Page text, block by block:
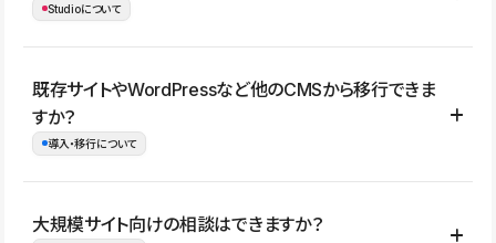
Studioについて
コーポレートサイト、サービスサイト、LP、採用サイト、ブロ
グ・メディア、イベントサイト、店舗・商品紹介サイト、ポートフ
ォリオなど幅広く制作できます。
既存サイトやWordPressなど他のCMSから移行できま
すか？
導入・移行について
はい。既存サイトの構成やコンテンツ、URLを整理したうえで、
大規模サイト向けの相談はできますか？